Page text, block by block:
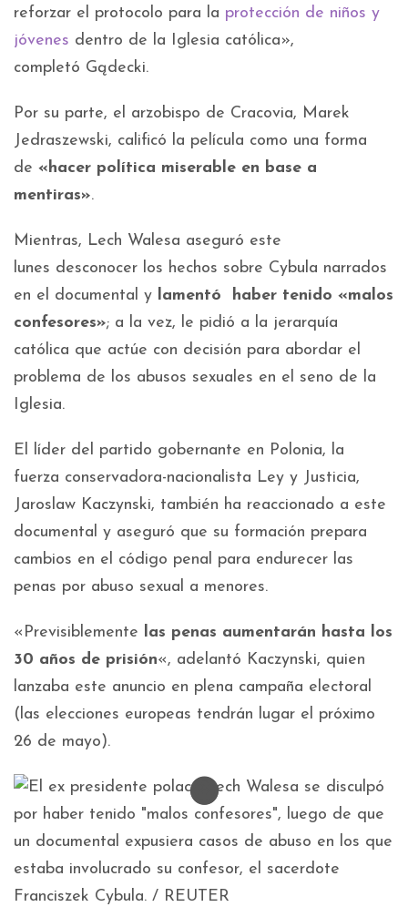
reforzar el protocolo para la protección de niños y
jóvenes dentro de la Iglesia católica»,
completó Gądecki.
Por su parte, el arzobispo de Cracovia, Marek
Jedraszewski, calificó la película como una forma
de «hacer política miserable en base a
mentiras».
Mientras, Lech Walesa aseguró este
lunes desconocer los hechos sobre Cybula narrados
en el documental y
lamentó haber tenido «malos
confesores»; a la vez, le pidió a la jerarquía
católica que actúe con decisión para abordar el
problema de los abusos sexuales en el seno de la
Iglesia.
El líder del partido gobernante en Polonia, la
fuerza conservadora-nacionalista Ley y Justicia,
Jaroslaw Kaczynski, también ha reaccionado a este
documental y aseguró que su formación prepara
cambios en el código penal para endurecer las
penas por abuso sexual a menores.
«Previsiblemente
las penas aumentarán hasta los
30 años de prisión«, adelantó Kaczynski, quien
lanzaba este anuncio en plena campaña electoral
(las elecciones europeas tendrán lugar el próximo
26 de mayo).